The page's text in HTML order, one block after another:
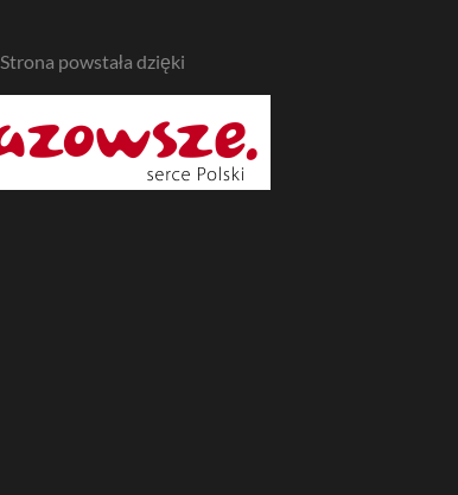
Strona powstała dzięki